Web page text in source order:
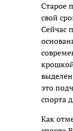
Старое
свой
Сейчас
это
спорта
Как